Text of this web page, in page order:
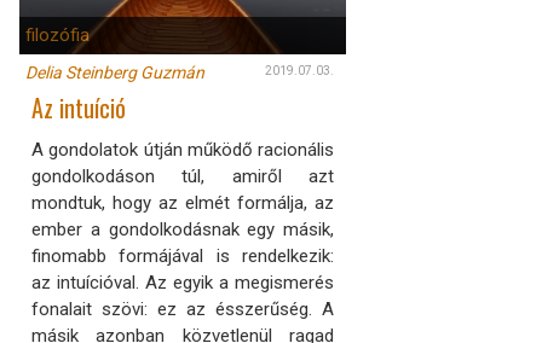
filozófia
Delia Steinberg Guzmán 2019.07.03.
Az intuíció
A gondolatok útján működő racionális
gondolkodáson túl, amiről azt
mondtuk, hogy az elmét formálja, az
ember a gondolkodásnak egy másik,
finomabb formájával is rendelkezik:
az intuícióval. Az egyik a megismerés
fonalait szövi: ez az ésszerűség. A
másik azonban közvetlenül ragad